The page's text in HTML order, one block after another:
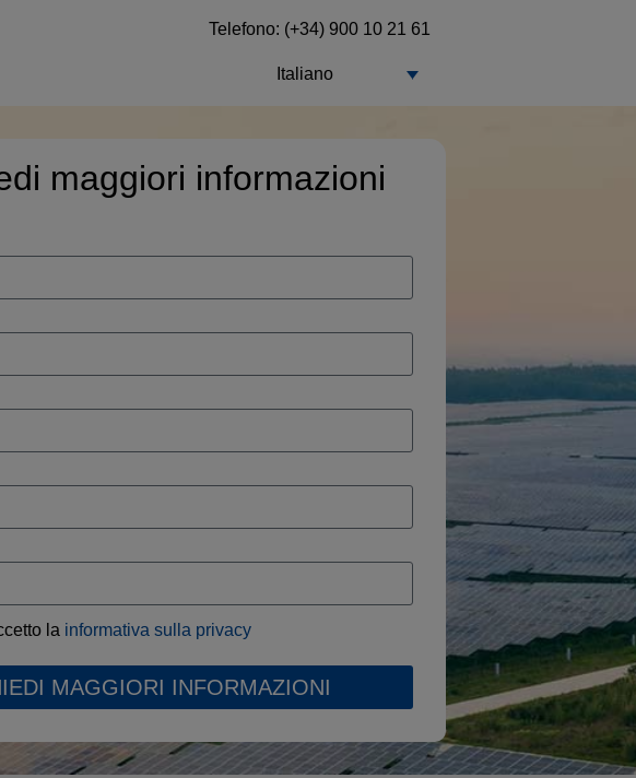
Telefono: (+34) 900 10 21 61
Italiano
maggiori informazioni
la informativa sulla privacy
MAGGIORI INFORMAZIONI